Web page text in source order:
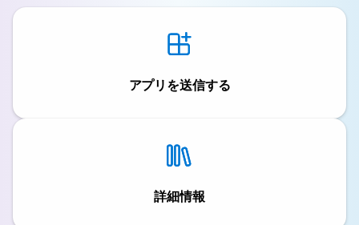
アプリを送信する
詳細情報